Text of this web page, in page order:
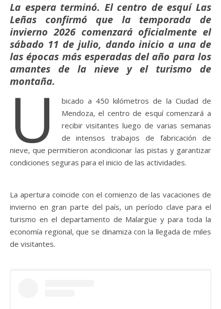
La espera terminó. El centro de esquí Las
Leñas confirmó que la temporada de
invierno 2026 comenzará oficialmente el
sábado 11 de julio, dando inicio a una de
las épocas más esperadas del año para los
amantes de la nieve y el turismo de
montaña.
U
bicado a 450 kilómetros de la Ciudad de
Mendoza, el centro de esquí comenzará a
recibir visitantes luego de varias semanas
de intensos trabajos de fabricación de
nieve, que permitieron acondicionar las pistas y garantizar
condiciones seguras para el inicio de las actividades.
La apertura coincide con el comienzo de las vacaciones de
invierno en gran parte del país, un período clave para el
turismo en el departamento de Malargüe y para toda la
economía regional, que se dinamiza con la llegada de miles
de visitantes.